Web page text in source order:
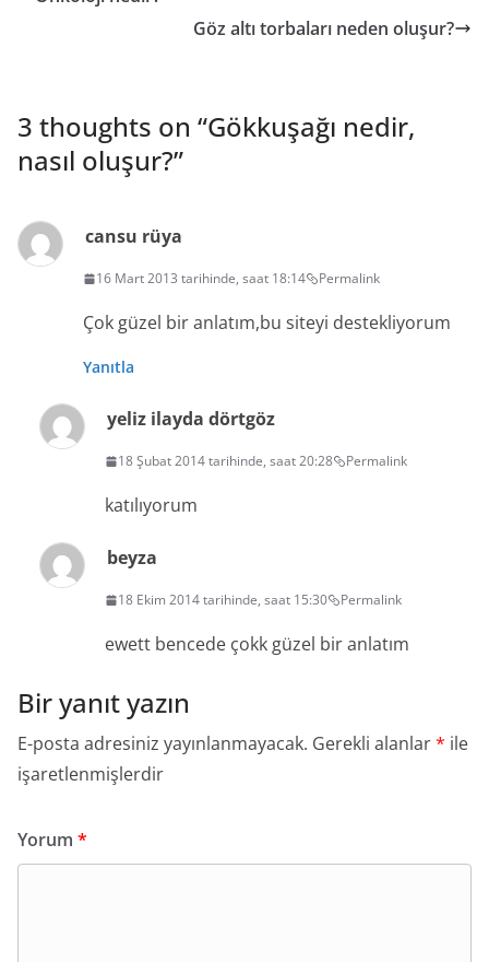
Göz altı torbaları neden oluşur?
3 thoughts on “Gökkuşağı nedir,
nasıl oluşur?”
cansu rüya
16 Mart 2013 tarihinde, saat 18:14 Permalink
Çok güzel bir anlatım,bu siteyi destekliyorum
Yanıtla
yeliz ilayda dörtgöz
18 Şubat 2014 tarihinde, saat 20:28 Permalink
katılıyorum
beyza
18 Ekim 2014 tarihinde, saat 15:30 Permalink
ewett bencede çokk güzel bir anlatım
Bir yanıt yazın
E-posta adresiniz yayınlanmayacak. Gerekli alanlar* ile
işaretlenmişlerdir
Yorum *